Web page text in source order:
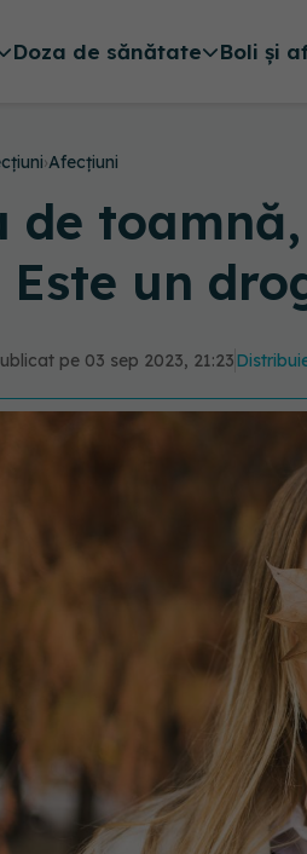
Doza de sănătate Boli și
›Afecțiuni
de
Este un
pe 03 sep 2023, 21:23